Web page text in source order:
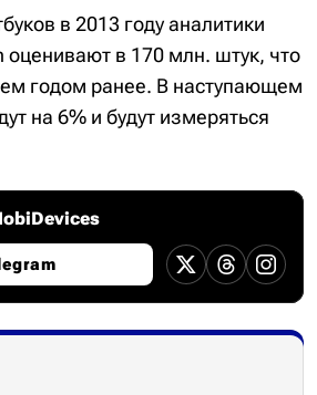
в 2013 году аналитики
оценивают в 170 млн. штук, что
годом ранее. В наступающем
на 6% и будут измеряться